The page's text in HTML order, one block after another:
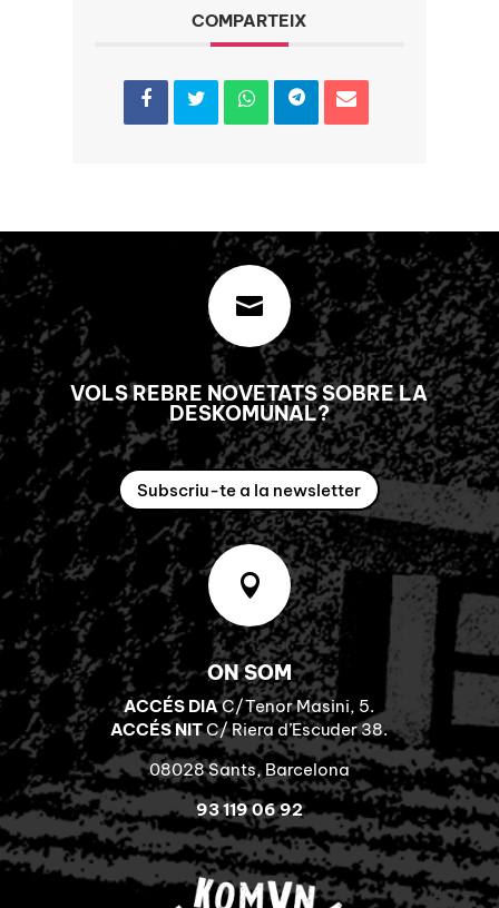
COMPARTEIX

VOLS REBRE NOVETATS SOBRE LA
DESKOMUNAL?
Subscriu-te a la newsletter

ON SOM
ACCÉS DIAC/Tenor Masini, 5.
ACCÉS NITC/ Riera d’Escuder 38.
08028 Sants, Barcelona
93 119 06 92